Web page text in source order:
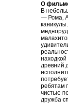
О
В
— Рома,
древний
ребятам
чистые
дружба